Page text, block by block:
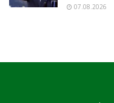
07.08.2026